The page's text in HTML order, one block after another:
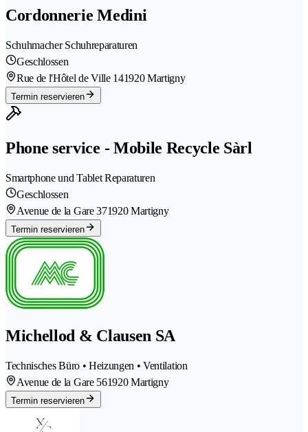
Cordonnerie Medini
Schuhmacher Schuhreparaturen
Geschlossen
Rue de l'Hôtel de Ville 141920 Martigny
Termin reservieren
Phone service - Mobile Recycle Sàrl
Smartphone und Tablet Reparaturen
Geschlossen
Avenue de la Gare 371920 Martigny
Termin reservieren
Michellod & Clausen SA
Technisches Büro • Heizungen • Ventilation
Avenue de la Gare 561920 Martigny
Termin reservieren